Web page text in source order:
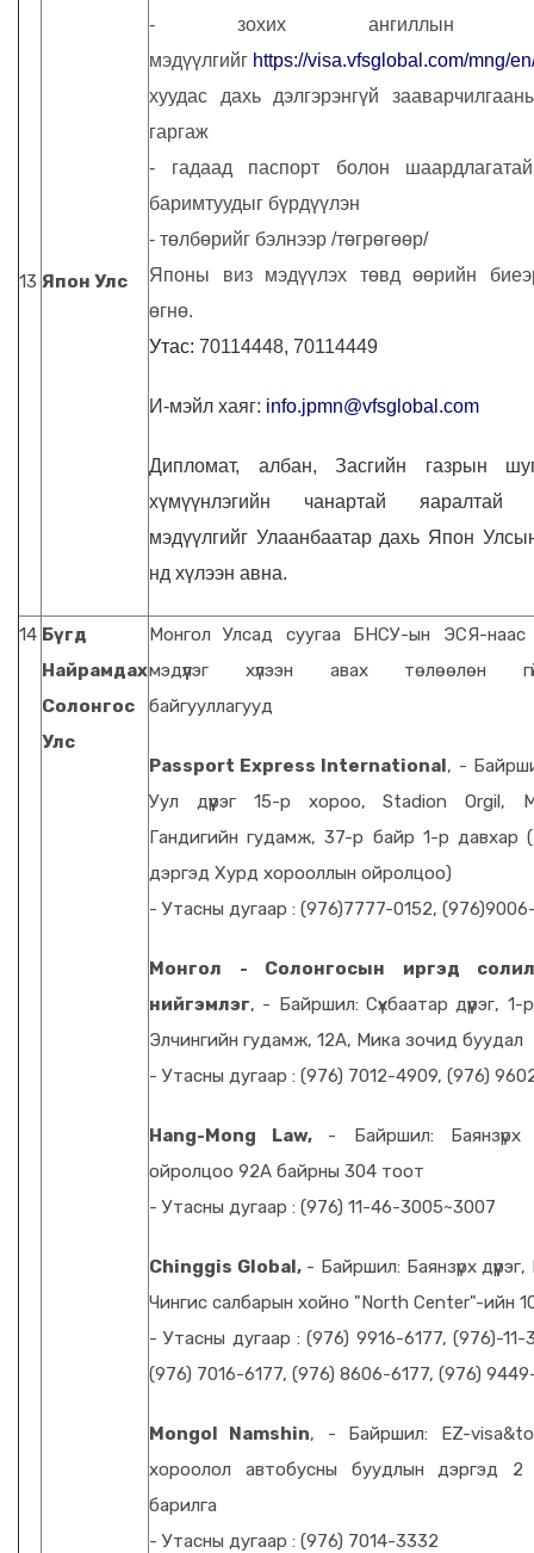
13 Япон Улс
- зохих ангиллын
мэдүүлгийг https://visa.vfsglobal.com/mng/
хуудас дахь дэлгэрэнгүй
гаргаж
- гадаад паспорт болон
баримтуудыг бүрдүүлэн
- төлбөрийг бэлнээр /төгрөгөөр/
Японы виз мэдүүлэх төвд өөрийн
өгнө.
Утас: 70114448, 70114449
И-мэйл хаяг: info.jpmn@vfsglobal.com
Дипломат, албан, Засгийн газрын
хүмүүнлэгийн чанартай яаралтай
мэдүүлгийг Улаанбаатар дахь Япон
нд хүлээн авна.
14 Бүгд
Найрамдах
Солонгос
Улс
Монгол Улсад суугаа БНСУ-ын ЭСЯ-наас
мэдүүлэг хүлээн авах төлөөлөн
байгууллагууд
Passport Express International, -
Уул дүүрэг 15-р хороо, Stadion Orgil,
Гандигийн гудамж, 37-р байр 1-р давхар
дэргэд Хурд хорооллын ойролцоо)
- Утасны дугаар : (976)7777-0152,
Монгол - Солонгосын иргэд
нийгэмлэг, - Байршил: Сүхбаатар дүүрэг,
Элчингийн гудамж, 12А, Мика зочид буудал
- Утасны дугаар : (976) 7012-4909, (976)
Hang-Mong Law, - Байршил: Баянзүрх
ойролцоо 92А байрны 304 тоот
- Утасны дугаар : (976) 11-46-3005~3007
Chinggis Global,- Байршил: Баянзүрх
Чингис салбарын хойно "North Center"-ийн
- Утасны дугаар : (976) 9916-6177, (976)-11-
(976) 7016-6177, (976) 8606-6177, (976)
Mongol Namshin, - Байршил: EZ-
хороолол автобусны буудлын дэргэд 2
барилга
- Утасны дугаар : (976) 7014-3332